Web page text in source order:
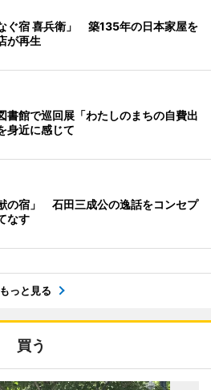
ぐ宿 喜兵衛」 築135年の日本家屋を
が再生
書館で巡回展「わたしのまちの自費出
近に感じて
の宿」 石田三成公の逸話をコンセプ
なす
もっと見る
買う